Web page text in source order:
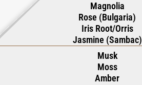
Magnolia
Rose (Bulgaria)
Iris Root/Orris
Jasmine (Sambac)
Musk
Moss
Amber